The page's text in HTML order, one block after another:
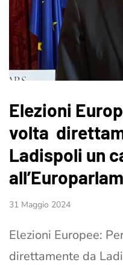
Elezioni
volta
Ladispoli un
31 Maggio 2024
Elezioni Europee:
direttamente da